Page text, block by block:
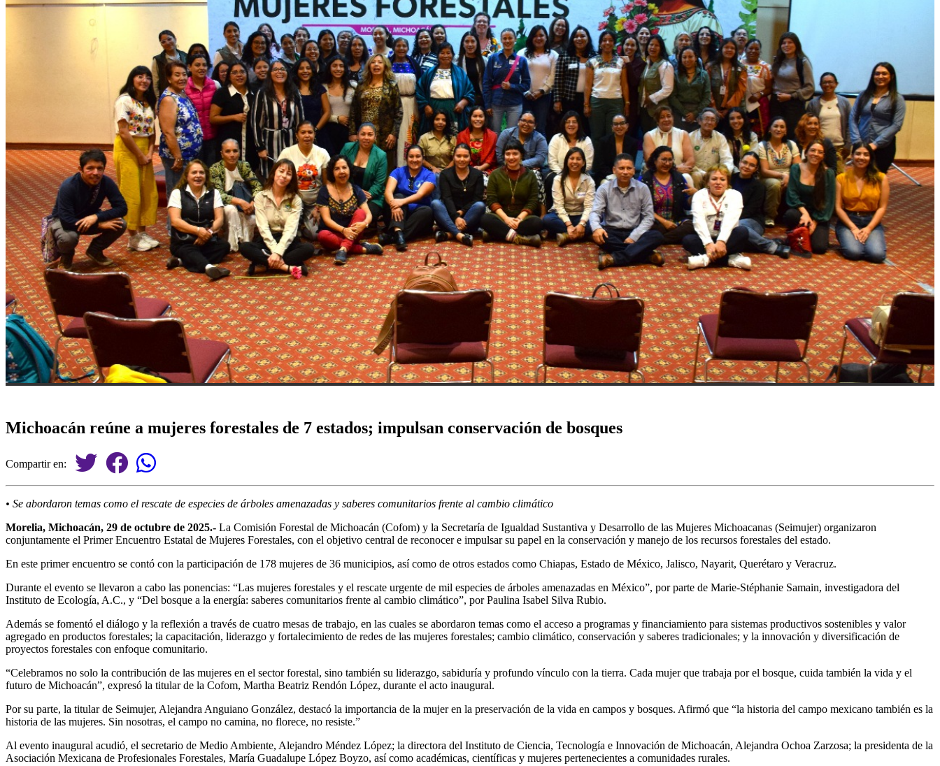
Michoacán reúne a mujeres forestales de 7 estados; impulsan conservación de bosques
Compartir en:
• Se abordaron temas como el rescate de especies de árboles amenazadas y saberes comunitarios frente al cambio climático
Morelia, Michoacán, 29 de octubre de 2025.- La Comisión Forestal de Michoacán (Cofom) y la Secretaría de Igualdad Sustantiva y Desarrollo de las Mujeres Michoacanas (Seimujer) organizaron
conjuntamente el Primer Encuentro Estatal de Mujeres Forestales, con el objetivo central de reconocer e impulsar su papel en la conservación y manejo de los recursos forestales del estado.
En este primer encuentro se contó con la participación de 178 mujeres de 36 municipios, así como de otros estados como Chiapas, Estado de México, Jalisco, Nayarit, Querétaro y Veracruz.
Durante el evento se llevaron a cabo las ponencias: “Las mujeres forestales y el rescate urgente de mil especies de árboles amenazadas en México”, por parte de Marie-Stéphanie Samain, investigadora del
Instituto de Ecología, A.C., y “Del bosque a la energía: saberes comunitarios frente al cambio climático”, por Paulina Isabel Silva Rubio.
Además se fomentó el diálogo y la reflexión a través de cuatro mesas de trabajo, en las cuales se abordaron temas como el acceso a programas y financiamiento para sistemas productivos sostenibles y valor
agregado en productos forestales; la capacitación, liderazgo y fortalecimiento de redes de las mujeres forestales; cambio climático, conservación y saberes tradicionales; y la innovación y diversificación de
proyectos forestales con enfoque comunitario.
“Celebramos no solo la contribución de las mujeres en el sector forestal, sino también su liderazgo, sabiduría y profundo vínculo con la tierra. Cada mujer que trabaja por el bosque, cuida también la vida y el
futuro de Michoacán”, expresó la titular de la Cofom, Martha Beatriz Rendón López, durante el acto inaugural.
Por su parte, la titular de Seimujer, Alejandra Anguiano González, destacó la importancia de la mujer en la preservación de la vida en campos y bosques. Afirmó que “la historia del campo mexicano también es la
historia de las mujeres. Sin nosotras, el campo no camina, no florece, no resiste.”
Al evento inaugural acudió, el secretario de Medio Ambiente, Alejandro Méndez López; la directora del Instituto de Ciencia, Tecnología e Innovación de Michoacán, Alejandra Ochoa Zarzosa; la presidenta de la
Asociación Mexicana de Profesionales Forestales, María Guadalupe López Boyzo, así como académicas, científicas y mujeres pertenecientes a comunidades rurales.